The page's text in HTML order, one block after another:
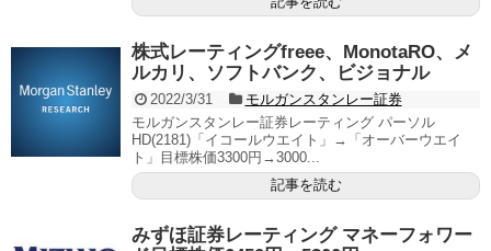
株式レーティングfreee、MonotaRO、メ
ルカリ、ソフトバンク、ビジョナル
2022/3/31
モルガンスタンレー証券
モルガンスタンレー証券レーティング パーソル
HD(2181)「イコールウエイト」→「オーバーウエイ
ト」目標株価3300円→3000...
記事を読む
みずほ証券レーティング マネーフォワー